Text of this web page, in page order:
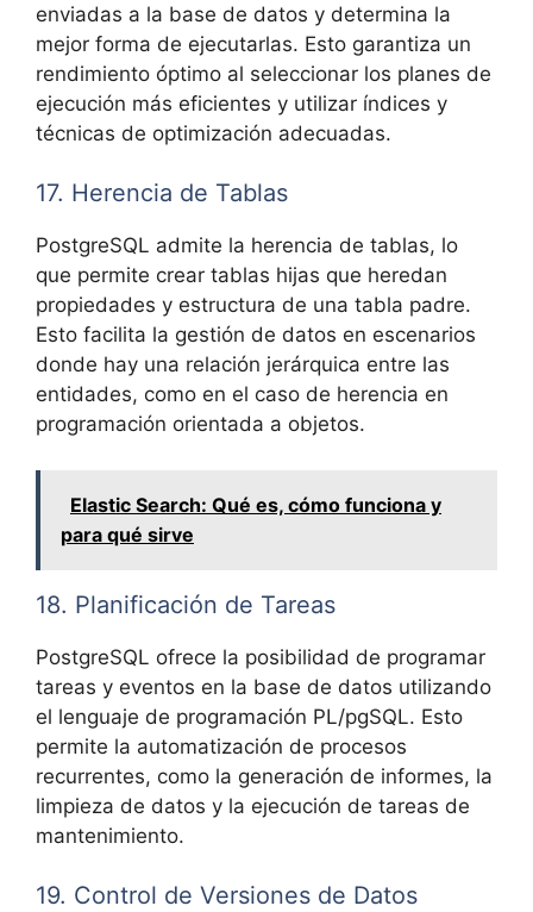
enviadas a la base de datos y determina la
mejor forma de ejecutarlas. Esto garantiza un
rendimiento óptimo al seleccionar los planes de
ejecución más eficientes y utilizar índices y
técnicas de optimización adecuadas.
17. Herencia de Tablas
PostgreSQL admite la herencia de tablas, lo
que permite crear tablas hijas que heredan
propiedades y estructura de una tabla padre.
Esto facilita la gestión de datos en escenarios
donde hay una relación jerárquica entre las
entidades, como en el caso de herencia en
programación orientada a objetos.
Elastic Search: Qué es, cómo funciona y
para qué sirve
18. Planificación de Tareas
PostgreSQL ofrece la posibilidad de programar
tareas y eventos en la base de datos utilizando
el lenguaje de programación PL/pgSQL. Esto
permite la automatización de procesos
recurrentes, como la generación de informes, la
limpieza de datos y la ejecución de tareas de
mantenimiento.
19. Control de Versiones de Datos